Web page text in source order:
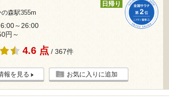
森駅355m
日帰り
～26:00
円～
4.6 点 / 367件
報を見る お気に入りに追加